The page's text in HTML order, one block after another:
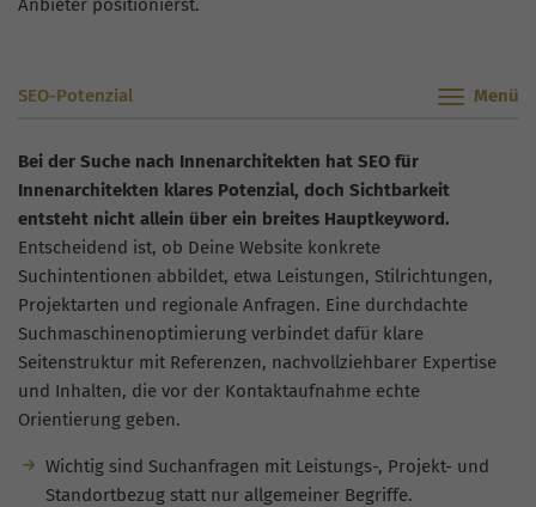
Anbieter positionierst.
SEO-Potenzial
Bei der Suche nach Innenarchitekten hat SEO für
Innenarchitekten klares Potenzial, doch Sichtbarkeit
entsteht nicht allein über ein breites Hauptkeyword.
Entscheidend ist, ob Deine Website konkrete
Suchintentionen abbildet, etwa Leistungen, Stilrichtungen,
Projektarten und regionale Anfragen. Eine durchdachte
Suchmaschinenoptimierung verbindet dafür klare
Seitenstruktur mit Referenzen, nachvollziehbarer Expertise
und Inhalten, die vor der Kontaktaufnahme echte
Orientierung geben.
Wichtig sind Suchanfragen mit Leistungs-, Projekt- und
Standortbezug statt nur allgemeiner Begriffe.